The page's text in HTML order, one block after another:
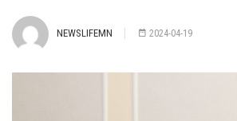
NEWSLIFEMN 2024-04-19